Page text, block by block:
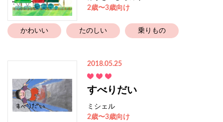
2歳〜3歳向け
かわいい たのしい 乗りもの
2018.05.25
すべりだい
ミシェル
2歳〜3歳向け